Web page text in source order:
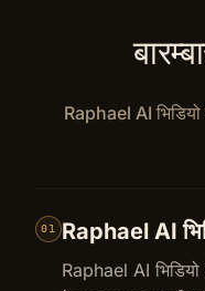
Raphael AI भिडियो
01 Raphael AI
Raphael AI